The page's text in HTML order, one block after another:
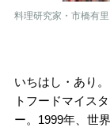
料理研究家・市橋有
いちはし・あり
トフードマイス
ー。1999年、世